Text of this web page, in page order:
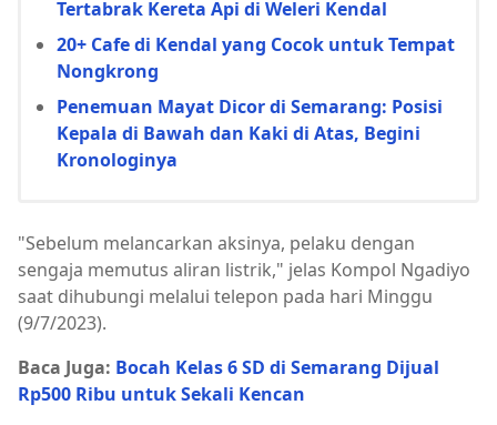
Tertabrak Kereta Api di Weleri Kendal
20+ Cafe di Kendal yang Cocok untuk Tempat
Nongkrong
Penemuan Mayat Dicor di Semarang: Posisi
Kepala di Bawah dan Kaki di Atas, Begini
Kronologinya
"Sebelum melancarkan aksinya, pelaku dengan
sengaja memutus aliran listrik," jelas Kompol Ngadiyo
saat dihubungi melalui telepon pada hari Minggu
(9/7/2023).
Baca Juga: Bocah Kelas 6 SD di Semarang Dijual
Rp500 Ribu untuk Sekali Kencan